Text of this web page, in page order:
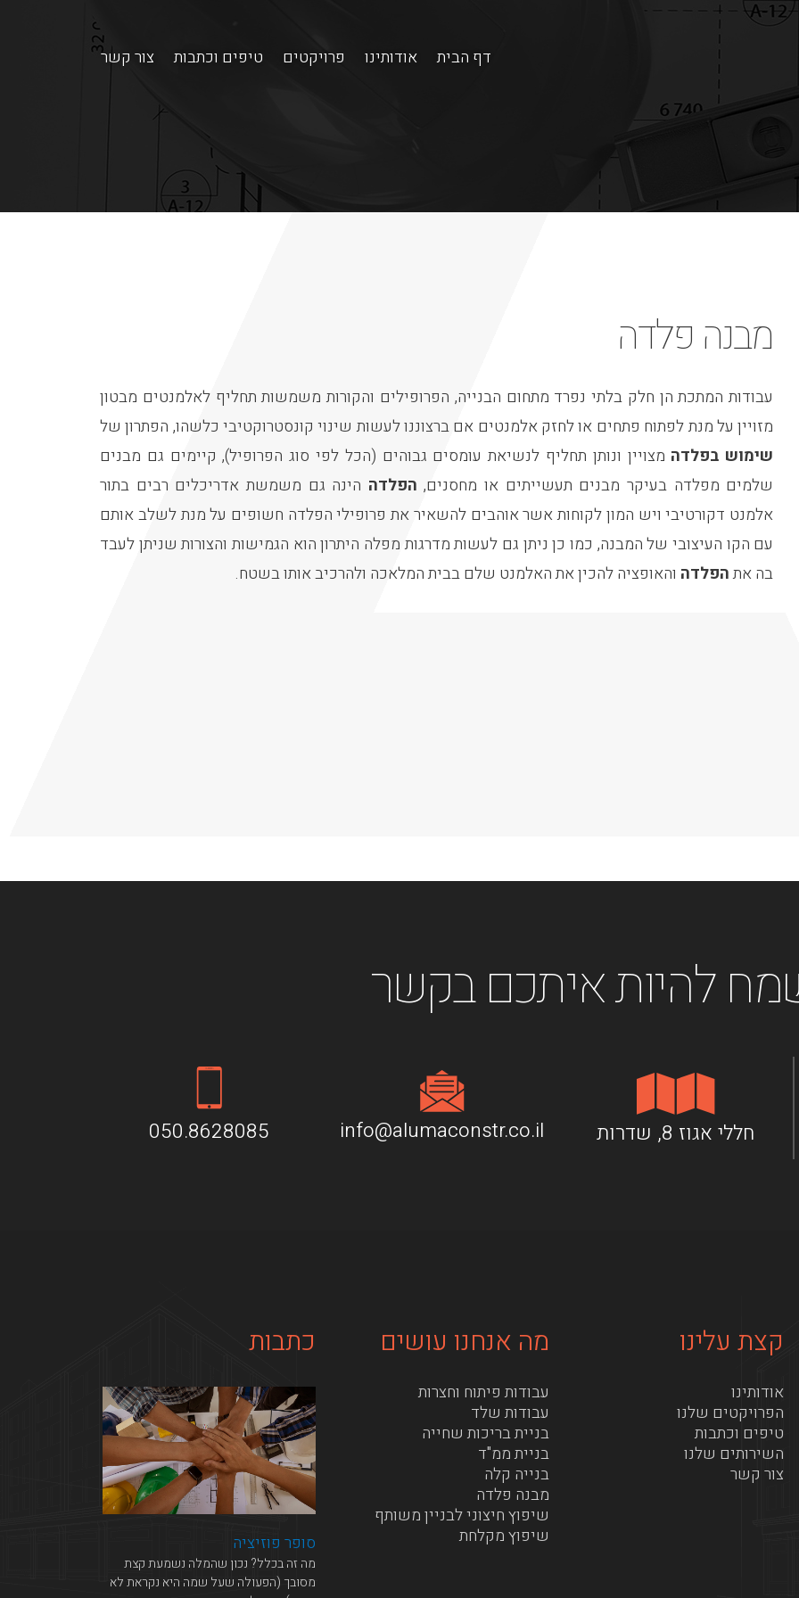
דף הבית אודותינו פרויקטים טיפים וכתבות צור קשר
מבנה פלדה
עבודות המתכת הן חלק בלתי נפרד מתחום הבנייה, הפרופילים והקורות משמשות תחליף לאלמנטים מבטון
מזויין על מנת לפתוח פתחים או לחזק אלמנטים אם ברצוננו לעשות שינוי קונסטרוקטיבי כלשהו, הפתרון של
שימוש בפלדה מצויין ונותן תחליף לנשיאת עומסים גבוהים (הכל לפי סוג הפרופיל), קיימים גם מבנים
שלמים מפלדה בעיקר מבנים תעשייתים או מחסנים, הפלדה הינה גם משמשת אדריכלים רבים בתור
אלמנט דקורטיבי ויש המון לקוחות אשר אוהבים להשאיר את פרופילי הפלדה חשופים על מנת לשלב אותם
עם הקו העיצובי של המבנה, כמו כן ניתן גם לעשות מדרגות מפלה היתרון הוא הגמישות והצורות שניתן לעבד
בה אתהפלדה והאופציה להכין את האלמנט שלם בבית המלאכה ולהרכיב אותו בשטח.
להיות איתכם בקשר
חללי אגוז 8, שדרות info@alumaconstr.co.il
050.8628085
קצת עלינו
אודותינו
הפרויקטים שלנו
טיפים וכתבות
השירותים שלנו
צור קשר
מה אנחנו עושים
עבודות פיתוח וחצרות
עבודות שלד
בניית בריכות שחייה
בניית ממ"ד
בנייה קלה
מבנה פלדה
שיפוץ חיצוני לבניין משותף
שיפוץ מקלחת
כתבות
סופר פוזיציה
מה זה בכלל?​ נכון שהמלה נשמעת קצת
מסובך (הפעולה שעל שמה היא נקראת לא